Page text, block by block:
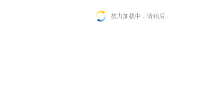
努力加载中，请稍后...